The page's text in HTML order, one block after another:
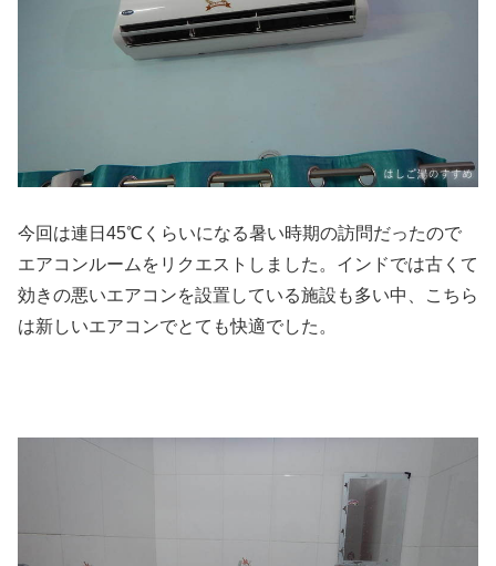
今回は連日45℃くらいになる暑い時期の訪問だったので
エアコンルームをリクエストしました。インドでは古くて
効きの悪いエアコンを設置している施設も多い中、こちら
は新しいエアコンでとても快適でした。